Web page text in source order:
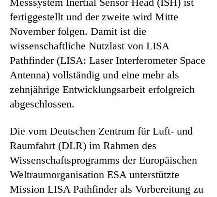
fertiggestellt und der zweite wird Mitte
November folgen. Damit ist die
wissenschaftliche Nutzlast von LISA
Pathfinder (LISA: Laser Interferometer Space
Antenna) vollständig und eine mehr als
zehnjährige Entwicklungsarbeit erfolgreich
abgeschlossen.
Die vom Deutschen Zentrum für Luft- und
Raumfahrt (DLR) im Rahmen des
Wissenschaftsprogramms der Europäischen
Weltraumorganisation ESA unterstützte
Mission LISA Pathfinder als Vorbereitung zu